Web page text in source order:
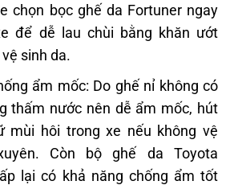
chọn bọc ghế da Fortuner ngay
để dễ lau chùi bằng khăn ướt
sinh da.
ẩm mốc: Do ghế nỉ không có
thấm nước nên dễ ẩm mốc, hút
mùi hôi trong xe nếu không vệ
Còn bộ ghế da Toyota
lại có khả năng chống ẩm tốt